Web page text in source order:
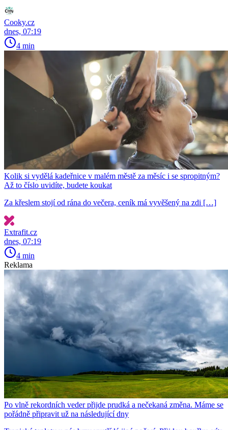
Cooky.cz
dnes, 07:19
4 min
Kolik si vydělá kadeřnice v malém městě za měsíc i se spropitným?
Až to číslo uvidíte, budete koukat
Za křeslem stojí od rána do večera, ceník má vyvěšený na zdi […]
Extrafit.cz
dnes, 07:19
4 min
Reklama
Po vlně rekordních veder přijde prudká a nečekaná změna. Máme se
pořádně připravit už na následující dny